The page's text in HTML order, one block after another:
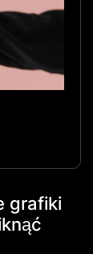
grafiki